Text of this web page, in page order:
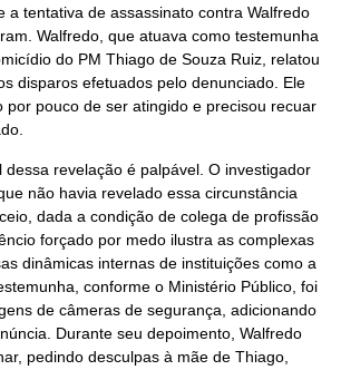
a tentativa de assassinato contra Walfredo
Walfredo, que atuava como testemunha
do PM Thiago de Souza Ruiz, relatou
disparos efetuados pelo denunciado. Ele
por pouco de ser atingido e precisou recuar
dessa revelação é palpável. O investigador
não havia revelado essa circunstância
dada a condição de colega de profissão
forçado por medo ilustra as complexas
dinâmicas internas de instituições como a
conforme o Ministério Público, foi
de câmeras de segurança, adicionando
Durante seu depoimento, Walfredo
pedindo desculpas à mãe de Thiago,